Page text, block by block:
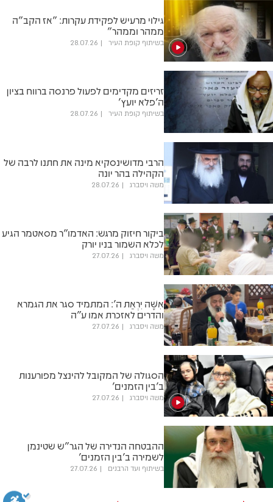
גילוי מרעיש לפקידת עקרות: "אז הקב"ה
ממהר וממהר"
בשיתוף קופת העיר 28.07.26
זריזים מקדימים לפעול פרנסה ברווח בציון
ה'פלא יועץ'
בשיתוף קופת העיר 28.07.26
הרבי מדושינסקיא מינה את חתנו לרבה של
הקהילה בהר יונה
משה ויסברג 28.07.26
ביקור חיזוק מרגש: האדמו"ר מסאטמר הגיע
לכלא השמור בניו יורק
משה ויסברג 27.07.26
אִשָּׁה יִרְאַת ה': המתמיד סגר את הגמרא
והדרים לאזכרת אמו ע"ה
משה ויסברג 27.07.26
הסגולה של המקובל להינצל מפורענות
ב'בין הזמנים'
משה ויסברג 27.07.26
ההבטחה הנדירה של הגר"ש שטינמן
לשמירה ב'בין הזמנים'
בשיתוף ועד הרבנים 27.07.26